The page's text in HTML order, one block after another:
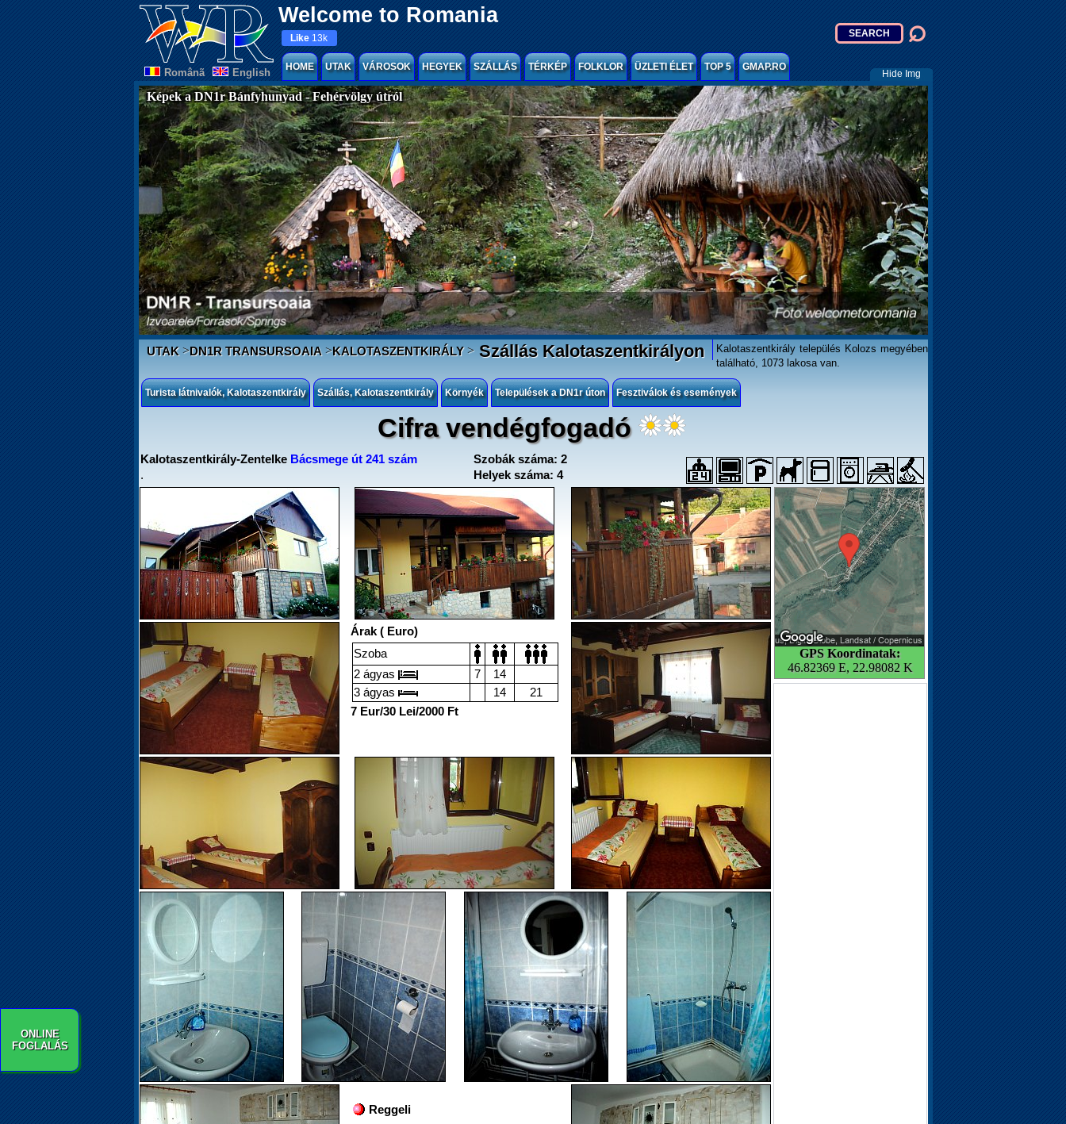
Welcome to Romania
Românã English
Like 13k
HOME UTAK VÁROSOK HEGYEK SZÁLLÁS TÉRKÉP FOLKLOR ÜZLETI ÉLET TOP 5 GMAP.RO
Hide Img
Képek a DN1r Bánfyhunyad - Fehérvölgy útról
UTAK>DN1R TRANSURSOAIA>KALOTASZENTKIRÁLY>Szállás Kalotaszentkirályon
Kalotaszentkirály település Kolozs megyében
található, 1073 lakosa van.
Turista látnivalók, Kalotaszentkirály Szállás, Kalotaszentkirály Környék Települések a DN1r úton Fesztiválok és események
Cifra vendégfogadó
GPS Koordinatak:
46.82369 E, 22.98082 K
ONLINE
FOGLALÁS
Kalotaszentkirály-Zentelke Bácsmege út 241 szám
.
Szobák száma: 2
Helyek száma: 4
Árak ( Euro)
Szoba
2 ágyas
7
14
3 ágyas
14
21
7 Eur/30 Lei/2000 Ft
Reggeli